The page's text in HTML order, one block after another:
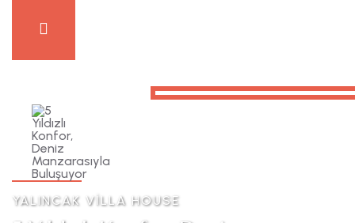
YALINCAK VİLLA HOUSE